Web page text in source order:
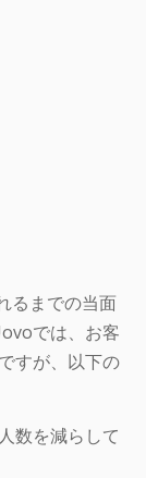
るまでの当面
では、お客
すが、以下の
数を減らして